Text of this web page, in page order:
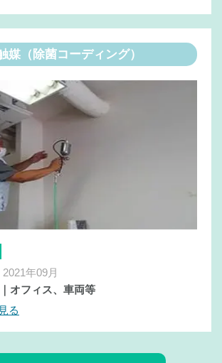
媒（除菌コーディング）
年09月
オフィス、車両等
る